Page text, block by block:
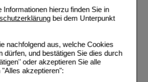
Informationen hierzu finden Sie in
bei dem Unterpunkt
nachfolgend aus, welche Cookies
dürfen, und bestätigen Sie dies durch
oder akzeptieren Sie alle
akzeptieren":